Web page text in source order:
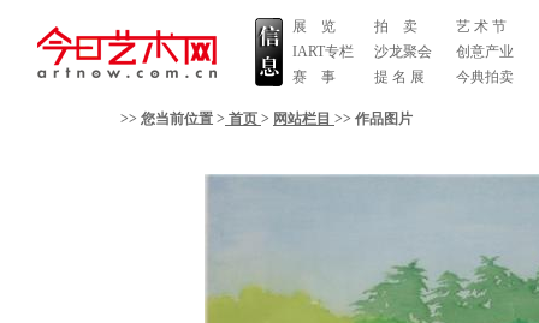
展 览
IART专栏
赛 事
拍 卖
沙龙聚会
提 名 展
艺 术 节
创意产业
今典拍卖
>> 您当前位置 > 首页 > 网站栏目 >> 作品图片